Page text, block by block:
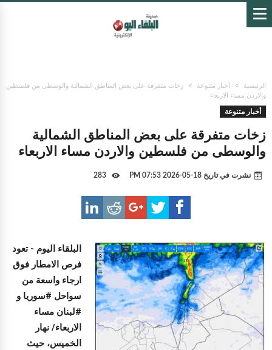
الرئيسية أخبار متنوعة
زخات متفرقة على بعض المناطق الشمالية والوسطى من فلسطين
والاردن مساء الاربعاء
أخبار متنوعة
زخات متفرقة على بعض المناطق الشمالية
والوسطى من فلسطين والاردن مساء الاربعاء
نشرت في تاريخ 18-05-2026 07:53 PM
البلقاء اليوم -تعود
فرص الامطار فوق
ارجاء واسعة من
سواحل #سوريا و
#لبنان مساء
الاربعاء/ نهار
الخميس، حيث